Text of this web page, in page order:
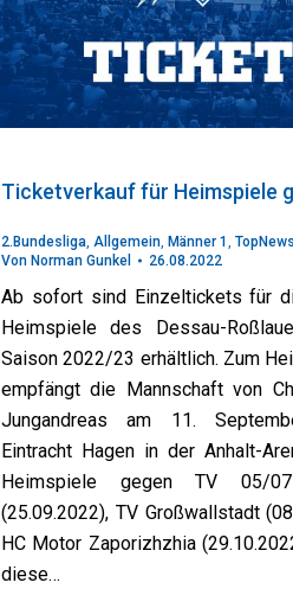
Ticketverkauf für Heimspiele
2.Bundesliga, Allgemein, Männer 1 , TopNews
Von Norman Gunkel 26.08.2022
Ab sofort sind Einzeltickets für
Heimspiele des Dessau-
Saison 2022/23 erhältlich. Zum
empfängt die Mannschaft von
Jungandreas am 11.
Eintracht Hagen in der Anhalt-
Heimspiele gegen TV 05/07
(25.09.2022), TV Großwallstadt
HC Motor Zaporizhzhia
diese…